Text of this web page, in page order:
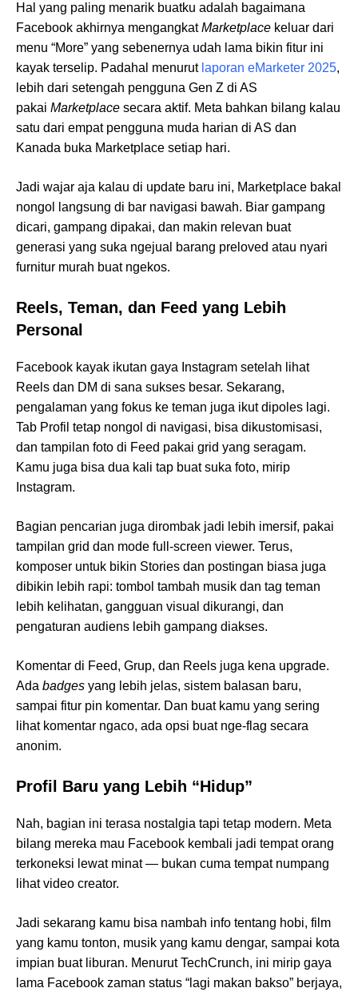
Hal yang paling menarik buatku adalah bagaimana
Facebook akhirnya mengangkatMarketplace keluar dari
menu “More” yang sebenernya udah lama bikin fitur ini
kayak terselip. Padahal menurut laporan eMarketer 2025,
lebih dari setengah pengguna Gen Z di AS
pakai Marketplace secara aktif. Meta bahkan bilang kalau
satu dari empat pengguna muda harian di AS dan
Kanada buka Marketplace setiap hari.
Jadi wajar aja kalau di update baru ini, Marketplace bakal
nongol langsung di bar navigasi bawah. Biar gampang
dicari, gampang dipakai, dan makin relevan buat
generasi yang suka ngejual barang preloved atau nyari
furnitur murah buat ngekos.
Reels, Teman, dan Feed yang Lebih
Personal
Facebook kayak ikutan gaya Instagram setelah lihat
Reels dan DM di sana sukses besar. Sekarang,
pengalaman yang fokus ke teman juga ikut dipoles lagi.
Tab Profil tetap nongol di navigasi, bisa dikustomisasi,
dan tampilan foto di Feed pakai grid yang seragam.
Kamu juga bisa dua kali tap buat suka foto, mirip
Instagram.
Bagian pencarian juga dirombak jadi lebih imersif, pakai
tampilan grid dan mode full-screen viewer. Terus,
komposer untuk bikin Stories dan postingan biasa juga
dibikin lebih rapi: tombol tambah musik dan tag teman
lebih kelihatan, gangguan visual dikurangi, dan
pengaturan audiens lebih gampang diakses.
Komentar di Feed, Grup, dan Reels juga kena upgrade.
Ada badges yang lebih jelas, sistem balasan baru,
sampai fitur pin komentar. Dan buat kamu yang sering
lihat komentar ngaco, ada opsi buat nge-flag secara
anonim.
Profil Baru yang Lebih “Hidup”
Nah, bagian ini terasa nostalgia tapi tetap modern. Meta
bilang mereka mau Facebook kembali jadi tempat orang
terkoneksi lewat minat — bukan cuma tempat numpang
lihat video creator.
Jadi sekarang kamu bisa nambah info tentang hobi, film
yang kamu tonton, musik yang kamu dengar, sampai kota
impian buat liburan. Menurut TechCrunch, ini mirip gaya
lama Facebook zaman status “lagi makan bakso” berjaya,